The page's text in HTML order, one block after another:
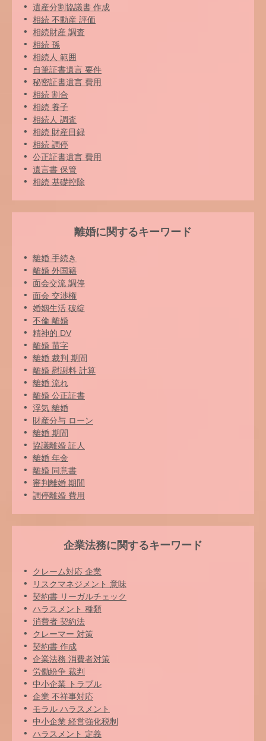
遺産分割協議書 作成
相続 不動産 評価
相続財産 調査
相続 孫
相続人 範囲
自筆証書遺言 要件
秘密証書遺言 費用
相続 割合
相続 養子
相続人 調査
相続 財産目録
相続 調停
公正証書遺言 費用
遺言書 保管
相続 基礎控除
離婚に関するキーワード
離婚 手続き
離婚 外国籍
面会交流 調停
面会 交渉権
婚姻生活 破綻
不倫 離婚
精神的 DV
離婚 苗字
離婚 裁判 期間
離婚 慰謝料 計算
離婚 流れ
離婚 公正証書
浮気 離婚
財産分与 ローン
離婚 期間
協議離婚 証人
離婚 年金
離婚 同意書
審判離婚 期間
調停離婚 費用
企業法務に関するキーワード
クレーム対応 企業
リスクマネジメント 意味
契約書 リーガルチェック
ハラスメント 種類
消費者 契約法
クレーマー 対策
契約書 作成
企業法務 消費者対策
労働紛争 裁判
中小企業 トラブル
企業 不祥事対応
モラル ハラスメント
中小企業 経営強化税制
ハラスメント 定義